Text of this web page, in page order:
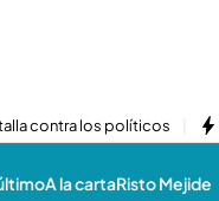
contra los políticos
A la cartaRisto Mejide